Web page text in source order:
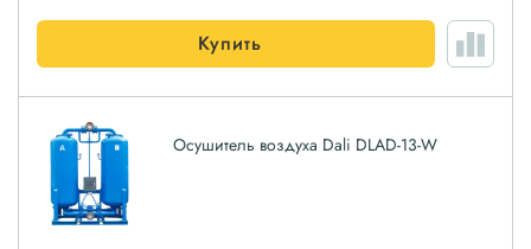
Купить
Осушитель воздуха Dali DLAD-13-W